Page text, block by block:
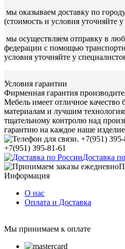
мы оказываем доставку по
(стоимость и условия уточняйте
мы осуществляем отправку в
федерации с помощью
условия уточняйте у
Условия гарантии
Фирменная гарантия
Мебель имеет отличное качество
материалам и лучшим
тщательному контролю над
гарантию на каждое наше
+7(951) 395-81-61
Доставка
Информация
О нас
Оплата и Доставка
Мы принимаем к оплате